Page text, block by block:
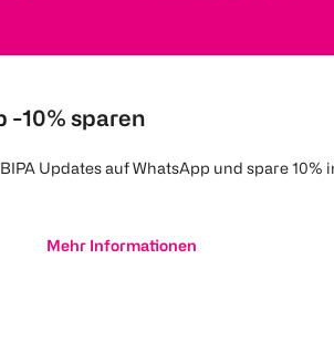
-10% sparen
Updates auf WhatsApp und spare 10%
Mehr Informationen